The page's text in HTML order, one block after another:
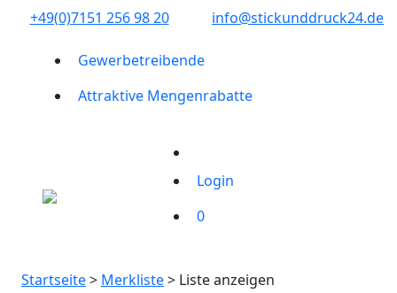
+49(0)7151 256 98 20‬ info@stickunddruck24.de
Gewerbetreibende
Attraktive Mengenrabatte
Login
0
Startseite> Merkliste> Liste anzeigen